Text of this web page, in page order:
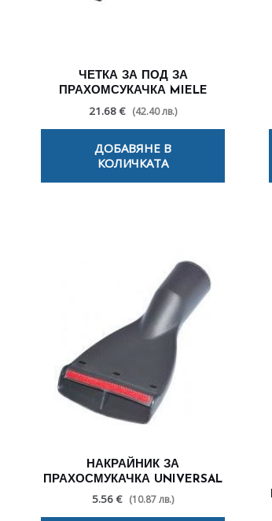
ЧЕТКА ЗА ПОД ЗА
ПРАХОМСУКАЧКА MIELE
21.68 € (42.40 лв.)
ДОБАВЯНЕ В
КОЛИЧКАТА
НАКРАЙНИК ЗА
ПРАХОСМУКАЧКА UNIVERSAL
5.56 € (10.87 лв.)